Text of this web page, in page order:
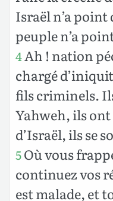
Israël n’a
peuple n’a
4Ah ! nation
chargé
fils criminels.
Yahweh, ils
d’Israël, ils se
5Où vous
continuez vos
est malade, et